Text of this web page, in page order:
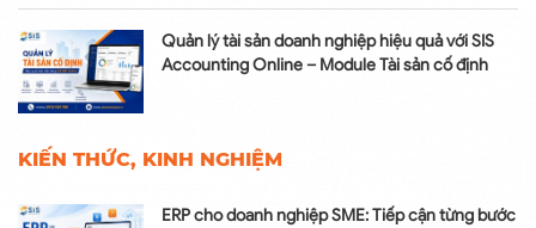
Quản lý tài sản doanh nghiệp hiệu quả với SIS
Accounting Online – Module Tài sản cố định
KIẾN THỨC, KINH NGHIỆM
ERP cho doanh nghiệp SME: Tiếp cận từng bước